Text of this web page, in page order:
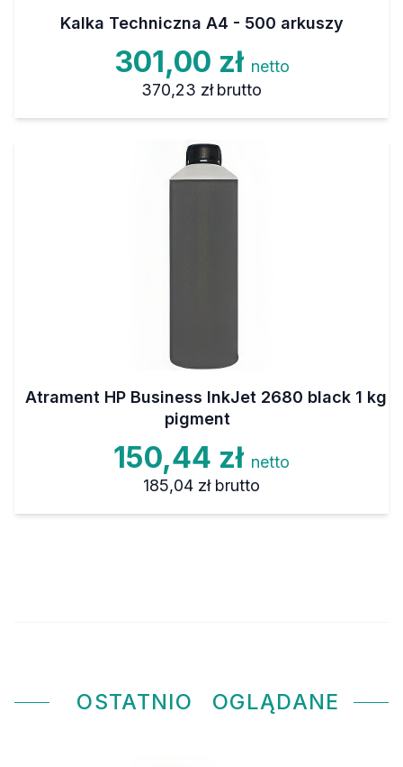
Kalka Techniczna A4 - 500 arkuszy
301,00 zł netto
370,23 zł brutto
Atrament HP Business InkJet 2680 black 1 kg
pigment
150,44 zł netto
185,04 zł brutto
OSTATNIO OGLĄDANE